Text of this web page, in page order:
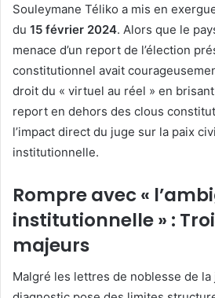
Souleymane Téliko a mis en
du 15 février 2024. Alors que le
menace d’un report de l’élection
constitutionnel avait
droit du « virtuel au réel » en
report en dehors des clous
l’impact direct du juge sur la paix
institutionnelle.
Rompre avec «
institutionnelle » :
majeurs
Malgré les lettres de noblesse de